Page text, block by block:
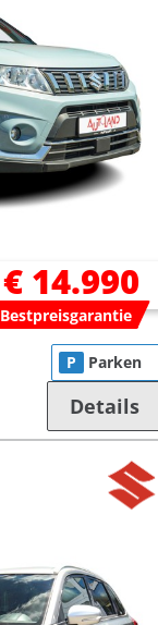
€ 14.990
Bestpreisgarantie
P Parken
Details